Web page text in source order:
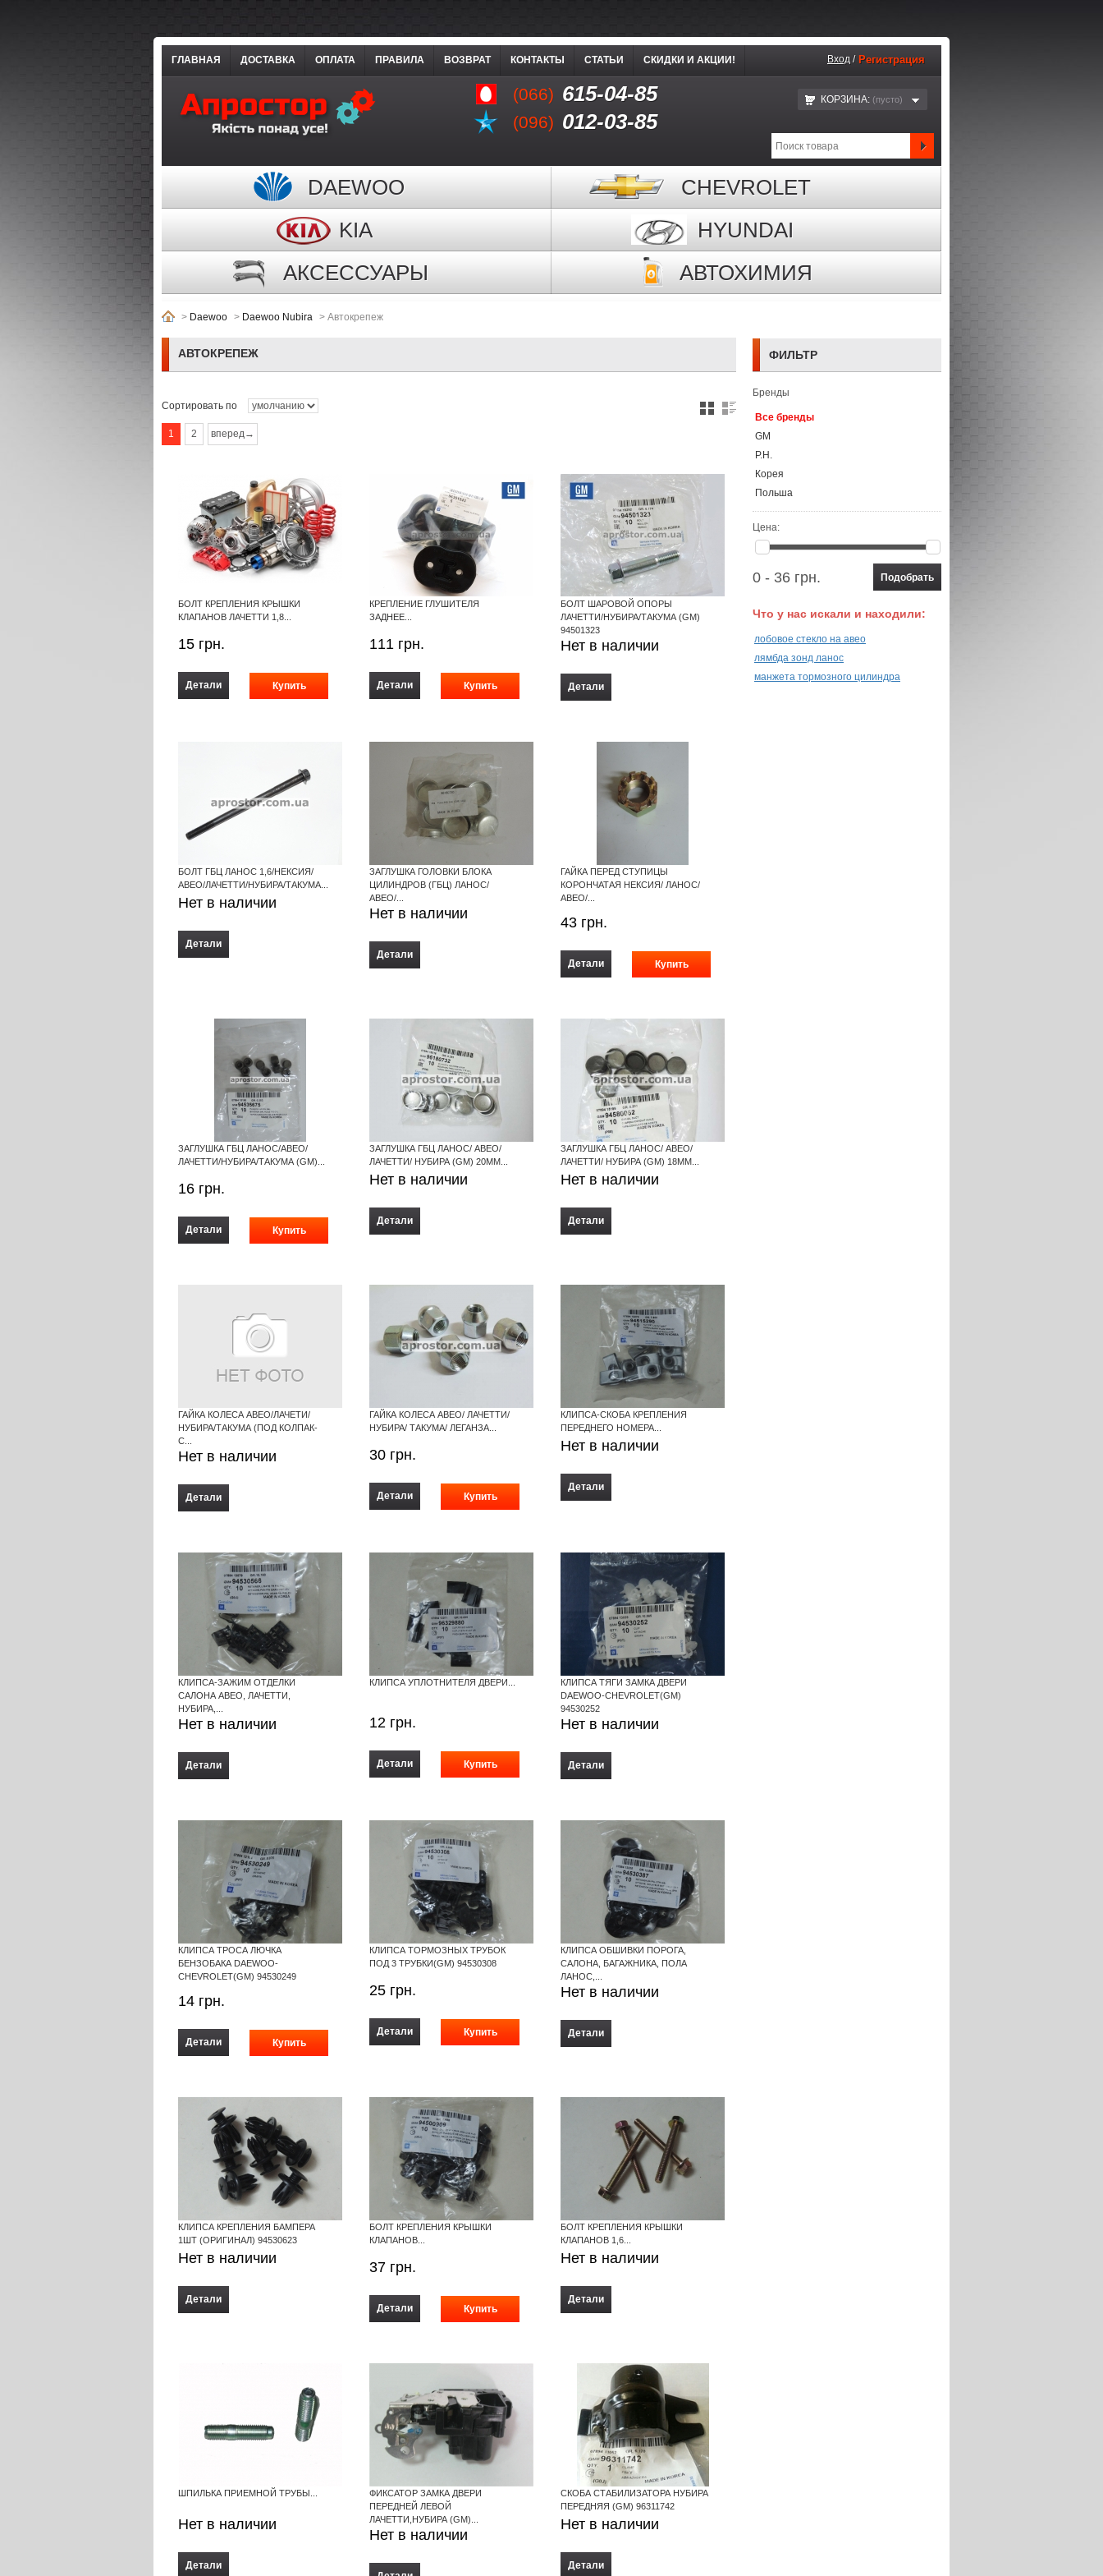
(066) 615-04-85
(096) 012-03-85
ГЛАВНАЯ ДОСТАВКА ОПЛАТА ПРАВИЛА ВОЗВРАТ КОНТАКТЫ СТАТЬИ СКИДКИ И АКЦИИ! Вход / Регистрация
КОРЗИНА: (пустo)
DAEWOO
CHEVROLET
KIA
HYUNDAI
АКСЕССУАРЫ
АВТОХИМИЯ
> Daewoo > Daewoo Nubira > Автокрепеж
АВТОКРЕПЕЖ
Сортировать по
1 2 вперед→
БОЛТ КРЕПЛЕНИЯ КРЫШКИ
КЛАПАНОВ ЛАЧЕТТИ 1,8...
15 грн.
Детали
КРЕПЛЕНИЕ ГЛУШИТЕЛЯ
ЗАДНЕЕ...
111 грн.
Детали
БОЛТ ШАРОВОЙ ОПОРЫ
ЛАЧЕТТИ/НУБИРА/ТАКУМА (GM)
94501323
Нет в наличии
Детали
БОЛТ ГБЦ ЛАНОС 1,6/НЕКСИЯ/
АВЕО/ЛАЧЕТТИ/НУБИРА/ТАКУМА...
Нет в наличии
Детали
ЗАГЛУШКА ГОЛОВКИ БЛОКА
ЦИЛИНДРОВ (ГБЦ) ЛАНОС/
АВЕО/...
Нет в наличии
Детали
ГАЙКА ПЕРЕД СТУПИЦЫ
КОРОНЧАТАЯ НЕКСИЯ/ ЛАНОС/
АВЕО/...
43 грн.
Детали
ЗАГЛУШКА ГБЦ ЛАНОС/АВЕО/
ЛАЧЕТТИ/НУБИРА/ТАКУМА (GM)...
16 грн.
Детали
ЗАГЛУШКА ГБЦ ЛАНОС/ АВЕО/
ЛАЧЕТТИ/ НУБИРА (GM) 20ММ...
Нет в наличии
Детали
ЗАГЛУШКА ГБЦ ЛАНОС/ АВЕО/
ЛАЧЕТТИ/ НУБИРА (GM) 18ММ...
Нет в наличии
Детали
ГАЙКА КОЛЕСА АВЕО/ЛАЧЕТИ/
НУБИРА/ТАКУМА (ПОД КОЛПАК-
С...
Нет в наличии
Детали
ГАЙКА КОЛЕСА АВЕО/ ЛАЧЕТТИ/
НУБИРА/ ТАКУМА/ ЛЕГАНЗА...
30 грн.
Детали
КЛИПСА-СКОБА КРЕПЛЕНИЯ
ПЕРЕДНЕГО НОМЕРА...
Нет в наличии
Детали
КЛИПСА-ЗАЖИМ ОТДЕЛКИ
САЛОНА АВЕО, ЛАЧЕТТИ,
НУБИРА,...
Нет в наличии
Детали
КЛИПСА УПЛОТНИТЕЛЯ ДВЕРИ...
12 грн.
Детали
КЛИПСА ТЯГИ ЗАМКА ДВЕРИ
DAEWOO-CHEVROLET(GM)
94530252
Нет в наличии
Детали
КЛИПСА ТРОСА ЛЮЧКА
БЕНЗОБАКА DAEWOO-
CHEVROLET(GM) 94530249
14 грн.
Детали
КЛИПСА ТОРМОЗНЫХ ТРУБОК
ПОД 3 ТРУБКИ(GM) 94530308
25 грн.
Детали
КЛИПСА ОБШИВКИ ПОРОГА,
САЛОНА, БАГАЖНИКА, ПОЛА
ЛАНОС,...
Нет в наличии
Детали
КЛИПСА КРЕПЛЕНИЯ БАМПЕРА
1ШТ (ОРИГИНАЛ) 94530623
Нет в наличии
Детали
БОЛТ КРЕПЛЕНИЯ КРЫШКИ
КЛАПАНОВ...
37 грн.
Детали
БОЛТ КРЕПЛЕНИЯ КРЫШКИ
КЛАПАНОВ 1,6...
Нет в наличии
Детали
ШПИЛЬКА ПРИЕМНОЙ ТРУБЫ...
Нет в наличии
Детали
ФИКСАТОР ЗАМКА ДВЕРИ
ПЕРЕДНЕЙ ЛЕВОЙ
ЛАЧЕТТИ,НУБИРА (GM)...
Нет в наличии
СКОБА СТАБИЛИЗАТОРА НУБИРА
ПЕРЕДНЯЯ (GM) 96311742
Нет в наличии
Детали
ФИЛЬТР
Бренды
Все бренды
GM
P.H.
Корея
Польша
Цена:
0 - 36 грн.
Что у нас искали и находили:
лобовое стекло на авео
лямбда зонд ланос
манжета тормозного цилиндра